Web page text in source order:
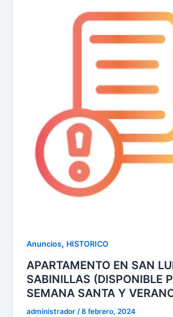
Anuncios, HISTORICO
APARTAMENTO EN SAN
SABINILLAS (DISPONIBLE
SEMANA SANTA Y
administrador/8 febrero, 2024